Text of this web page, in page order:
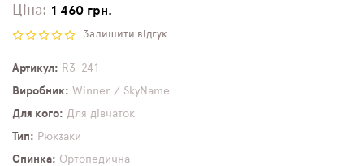
Ціна: 1 460 грн.
Залишити відгук
Артикул
R3-241
Виробник
Winner / SkyName
Для кого
Для дівчаток
Тип
Рюкзаки
Спинка
Ортопедична